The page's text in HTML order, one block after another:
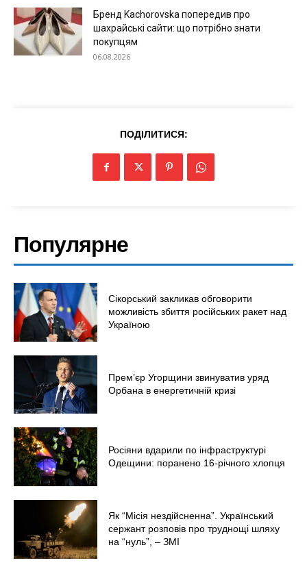
Війна
Бренд Kachorovska попередив про
шахрайські сайти: що потрібно знати
покупцям
06.08.2026
ПОДІЛИТИСЯ:
Популярне
Сікорський закликав обговорити
можливість збиття російських ракет над
Україною
Прем’єр Угорщини звинуватив уряд
Орбана в енергетичній кризі
Росіяни вдарили по інфраструктурі
Одещини: поранено 16-річного хлопця
Як “Місія нездійсненна”. Український
сержант розповів про труднощі шляху
на “нуль”, – ЗМІ